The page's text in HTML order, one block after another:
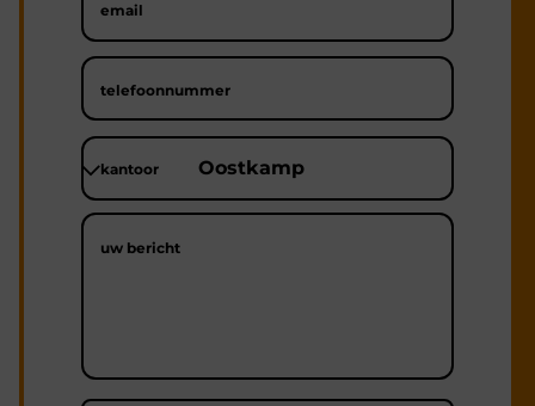
email
telefoonnummer
kantoor
uw bericht